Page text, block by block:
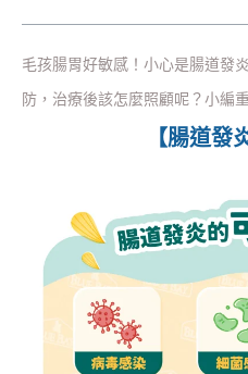
毛孩腸胃好敏感！小心是腸道發
防，治療後該怎麼照顧呢？小編
【腸道發